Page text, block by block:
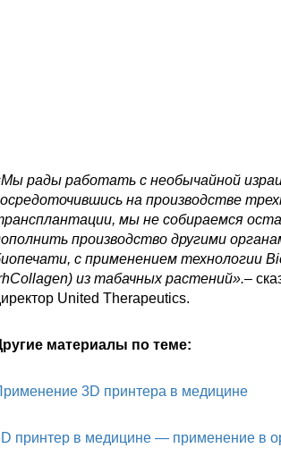
рады работать с необычайной
на производстве
мы не собираемся
производство другими
с применением технологии
из табачных растений».–
United Therapeutics.
материалы по теме:
3D принтера в медицине
принтер в медицине — применение в